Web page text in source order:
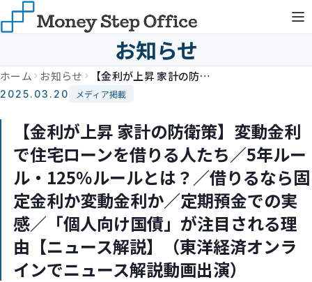
お知らせ
ホーム お知らせ 【金利が上昇 家計の防衛策】変動金利で住宅ローンを借りる人たち／5年ルール・125％ルールとは？／借りるなら固定金利か変動金利か／定期預金での実感／「個人向け国債」が注目される理由【ニュース解説】（東洋経済オンラインでニュース解説動画出演）
2025.03.20 メディア掲載
【金利が上昇 家計の防衛策】変動金利
で住宅ローンを借りる人たち／5年ルー
ル・125％ルールとは？／借りるなら固
定金利か変動金利か／定期預金での実
感／「個人向け国債」が注目される理
由【ニュース解説】（東洋経済オンラ
インでニュース解説動画出演）